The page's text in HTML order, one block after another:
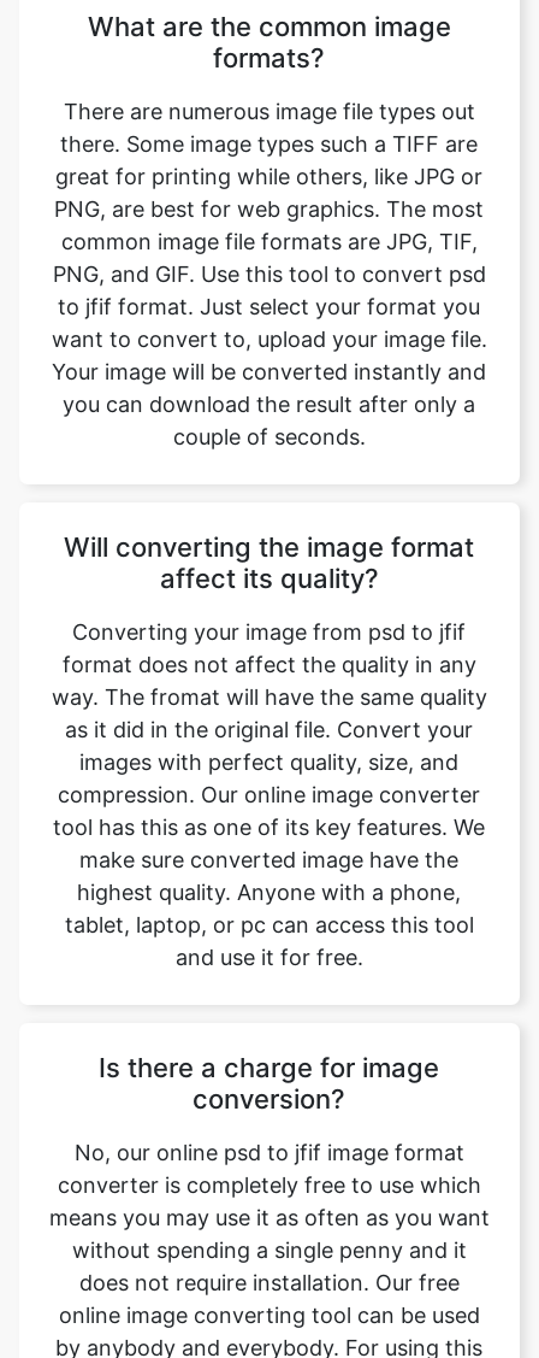
there. Some image types such a TIFF are
great for printing while others, like JPG or
PNG, are best for web graphics. The most
common image file formats are JPG, TIF,
PNG, and GIF. Use this tool to convert psd
to jfif format. Just select your format you
want to convert to, upload your image file.
Your image will be converted instantly and
you can download the result after only a
couple of seconds.
Will converting the image format
format does not affect the quality in any
way. The fromat will have the same quality
as it did in the original file. Convert your
images with perfect quality, size, and
compression. Our online image converter
tool has this as one of its key features. We
make sure converted image have the
highest quality. Anyone with a phone,
tablet, laptop, or pc can access this tool
and use it for free.
Is there a charge for image
converter is completely free to use which
means you may use it as often as you want
without spending a single penny and it
does not require installation. Our free
online image converting tool can be used
by anybody and everybody. For using this
function, you don’t need to have any
technical knowledge at all. Our image
converter is completely free and online,